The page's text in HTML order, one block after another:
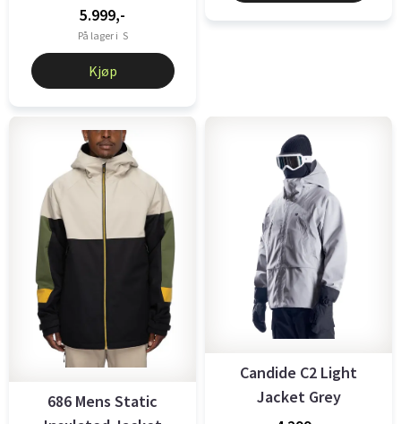
5.999,-
På lager i S
Kjøp
686 Mens Static
Candide C2 Light
Jacket Grey